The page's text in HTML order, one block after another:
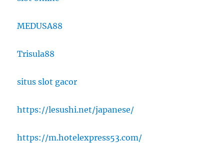
MEDUSA88
Trisula88
situs slot gacor
https://lesushi.net/japanese/
https://m.hotelexpress53.com/